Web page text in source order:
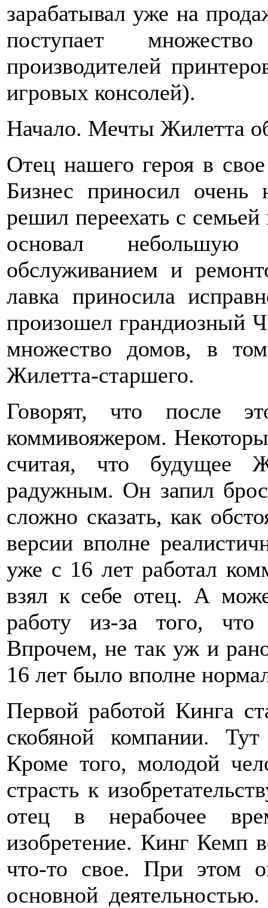
зарабатывал уже на
поступает
производителей
игровых консолей).
Начало. Мечты Жилетта об
Отец нашего героя в
Бизнес приносил очень
решил переехать с
основал небольшую
обслуживанием и
лавка приносила
произошел грандиозный
множество домов, в
Жилетта-старшего.
Говорят, что после
коммивояжером.
считая, что будущее
радужным. Он запил
сложно сказать, как
версии вполне
уже с 16 лет работал
взял к себе отец. А
работу из-за того,
Впрочем, не так уж и
16 лет было вполне
Первой работой Кинга
скобяной компании.
Кроме того, молодой
страсть к
отец в нерабочее
изобретение. Кинг Кемп
что-то свое. При этом
основной